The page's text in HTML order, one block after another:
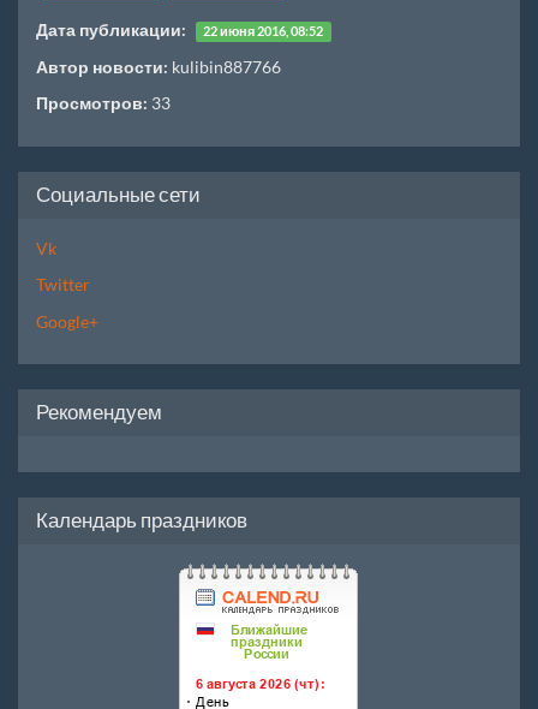
Дата публикации: 22 июня 2016, 08:52
Автор новости: kulibin887766
Просмотров: 33
Социальные сети
Vk
Twitter
Google+
Рекомендуем
Календарь праздников